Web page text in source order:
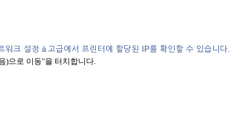
워크 설정 à 고급에서 프린터에 할당된 IP를 확인할 수 있습니다.
)으로 이동"을 터치합니다.